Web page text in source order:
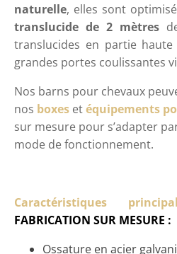
naturelle, elles sont
translucide de 2 mètres
translucides en partie
grandes portes coulissantes
Nos barns pour chevaux
nos boxes etéquipements
sur mesure pour s’adapter
mode de fonctionnement.
Caractéristiques
FABRICATION SUR MESURE :
Ossature en acier